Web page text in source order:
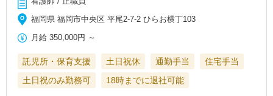
福岡県 福岡市中央区 平尾2-7-2 ひらお横丁103
月給 350,000円 ～
託児所・保育支援 土日祝休 通勤手当
住宅手当
土日祝のみ勤務可
18時までに退社可能